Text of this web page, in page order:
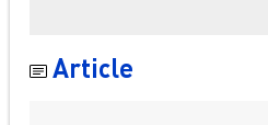
Article